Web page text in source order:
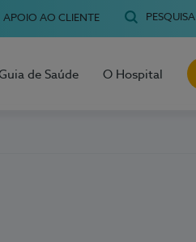
APOIO AO CLIENTE PESQUISA
de Saúde O Hospital